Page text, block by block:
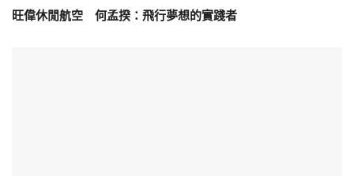
旺偉休閒航空 何孟揆：飛行夢想的實踐者